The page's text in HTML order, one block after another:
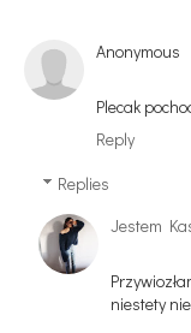
Anonymous
Plecak
Reply
Replies
Jestem
niestety